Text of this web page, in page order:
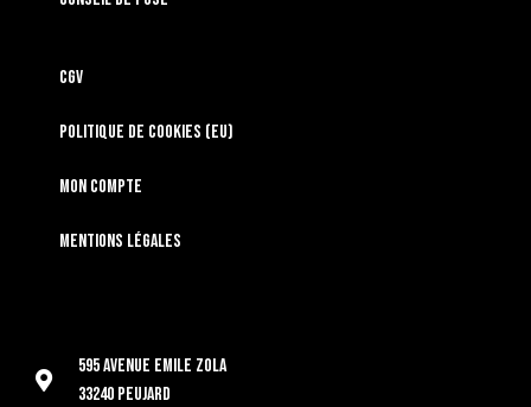
CGV
Politique de cookies (EU)
Mon compte
Mentions légales
595 Avenue Emile Zola
33240 Peujard